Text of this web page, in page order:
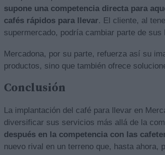
supone una competencia directa para
cafés rápidos para llevar. El cliente, al
supermercado, podría cambiar parte de sus
Mercadona, por su parte, refuerza así su
productos, sino que también ofrece
Conclusión
La implantación del café para llevar en
diversificar sus servicios más allá de la
después en la competencia con las
nuevo rival en un terreno que, hasta ahora,